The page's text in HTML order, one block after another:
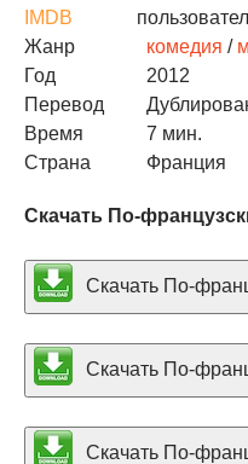
IMDB
Жанр
комедия /
Год
2012
Перевод
Время
7 мин.
Страна
Франция
Скачать По-
Скачать По-
Скачать По-
Скачать По-